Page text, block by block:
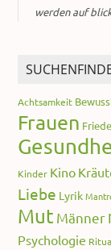
werden auf
Achtsamkeit
Frauen
Kinder Kino
Liebe Lyrik
Mut Männer
Psychologie